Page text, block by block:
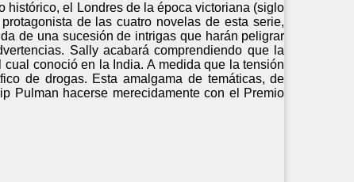
histórico, el Londres de la época victoriana (siglo
de las cuatro novelas de esta serie,
de una sucesión de intrigas que harán peligrar
Sally acabará comprendiendo que la
conoció en la India. A medida que la tensión
de drogas. Esta amalgama de temáticas, de
Pulman hacerse merecidamente con el Premio